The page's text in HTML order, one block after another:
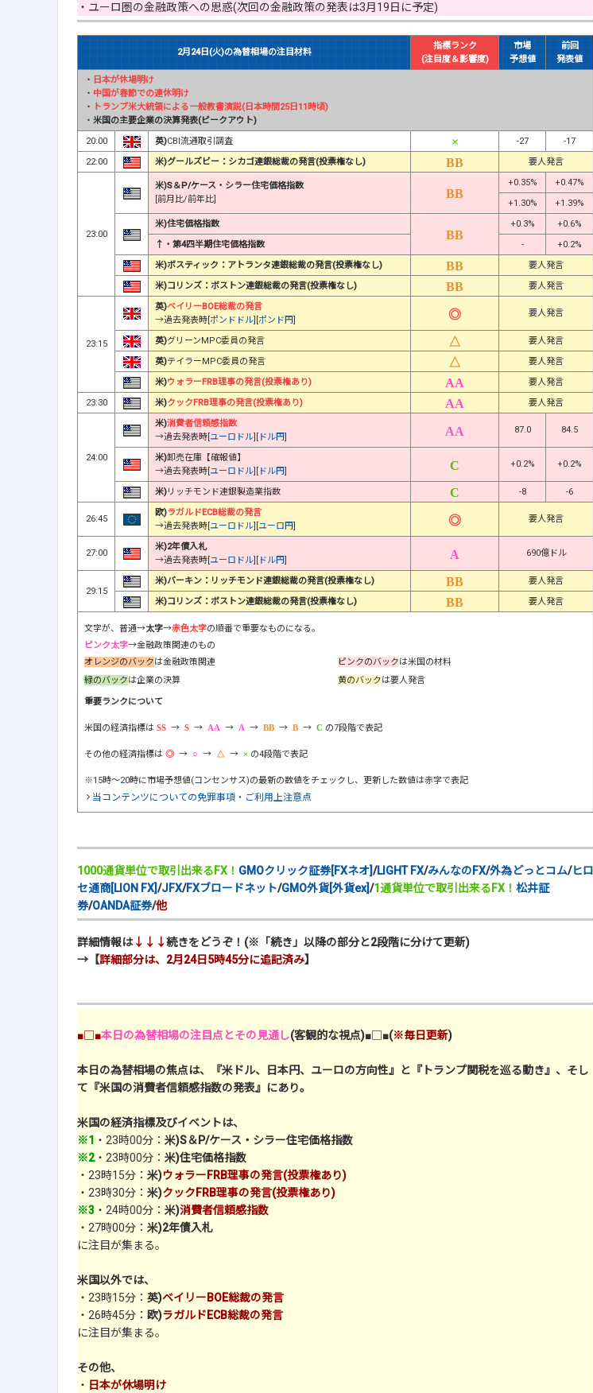
・ユーロ圏の金融政策への思惑(次回の金融政策の発表は3月19日に予定)
2月24日(火)の為替相場の注目材料
指標ランク
(注目度＆影響度)
市場
予想値
前回
発表値
・ 日本が休場明け
・ 中国が春節での連休明け
・
トランプ米大統領による一般教書演説(日本時間25日11時頃)
・ 米国の主要企業の決算発表(ピークアウト)
20:00
英)CBI流通取引調査 -27
-17
22:00
米)グールズビー：シカゴ連銀総裁の発言(投票権なし) 要人発言
23:00
米)S＆P/ケース・シラー住宅価格指数
[前月比/前年比]
+0.35%
+0.47%
+1.30%
+1.39%
米)住宅価格指数
+0.3%
+0.6%
↑・第4四半期住宅価格指数
-
+0.2%
米)ボスティック：アトランタ連銀総裁の発言(投票権なし)
要人発言
米)コリンズ：ボストン連銀総裁の発言(投票権なし)
要人発言
23:15
英)ベイリーBOE総裁の発言
→過去発表時[ ポンドドル ポンド円
要人発言
英)グリーンMPC委員の発言
要人発言
英)テイラーMPC委員の発言
要人発言
米)ウォラーFRB理事の発言(投票権あり)
要人発言
23:30
米)クックFRB理事の発言(投票権あり) 要人発言
24:00
米)消費者信頼感指数
→過去発表時[ ユーロドル ドル円
87.0 84.5
米)卸売在庫【確報値】
→過去発表時[ ユーロドル ドル円
+0.2% +0.2%
米)リッチモンド連銀製造業指数 -8 -6
26:45
欧)ラガルドECB総裁の発言
→過去発表時[ ユーロドル ユーロ円
要人発言
27:00
米)2年債入札
→過去発表時[ ユーロドル ドル円
690億ドル
29:15
米)バーキン：リッチモンド連銀総裁の発言(投票権なし)
要人発言
米)コリンズ：ボストン連銀総裁の発言(投票権なし)
要人発言
文字が、普通→太字→赤色太字の順番で重要なものになる。
ピンク太字→金融政策関連のもの
オレンジのバックは金融政策関連 ピンクのバックは米国の材料
緑のバックは企業の決算 黄のバックは要人発言
重要ランクについて
米国の経済指標は → → → → → → の7段階で表記
その他の経済指標は → → → の4段階で表記
※15時～20時に市場予想値(コンセンサス)の最新の数値をチェックし、更新した数値は赤字で表記
当コンテンツについての免罪事項・ご利用上注意点
1000通貨単位で取引出来るFX！ GMOクリック証券[FXネオ]/LIGHT FX/みんなのFX/外為どっとコム/ヒロ
セ通商[LION FX]/JFX/FXブロードネット/GMO外貨[外貨ex]/1通貨単位で取引出来るFX！ 松井証
券/OANDA証券/他
詳細情報は↓↓↓続きをどうぞ！(※「続き」以降の部分と2段階に分けて更新)
→【詳細部分は、2月24日5時45分に追記済み】
■□■本日の為替相場の注目点とその見通し(客観的な視点)■□■(※毎日更新)
本日の為替相場の焦点は、『米ドル、日本円、ユーロの方向性』と『トランプ関税を巡る動き』、そし
て『米国の消費者信頼感指数の発表』にあり。
米国の経済指標及びイベントは、
※1 ・23時00分： 米)S＆P/ケース・シラー住宅価格指数
※2・23時00分： 米)住宅価格指数
・23時15分： 米)ウォラーFRB理事の発言(投票権あり)
・23時30分： 米)クックFRB理事の発言(投票権あり)
※3 ・24時00分： 米)消費者信頼感指数
・27時00分： 米)2年債入札
に注目が集まる。
米国以外では、
・23時15分： 英)ベイリーBOE総裁の発言
・26時45分： 欧)ラガルドECB総裁の発言
に注目が集まる。
その他、
・ 日本が休場明け